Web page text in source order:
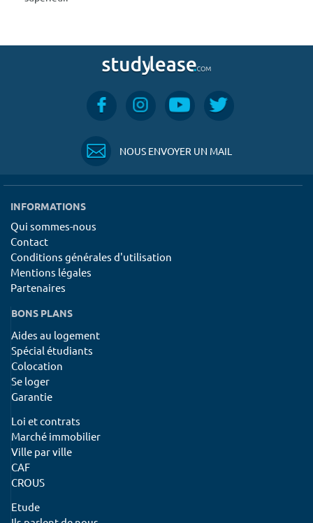
NOUS ENVOYER UN MAIL
INFORMATIONS
Qui sommes-nous
Contact
Conditions générales d'utilisation
Mentions légales
Partenaires
BONS PLANS
Aides au logement
Spécial étudiants
Colocation
Se loger
Garantie
Loi et contrats
Marché immobilier
Ville par ville
CAF
CROUS
Etude